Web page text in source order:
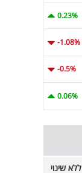
0.23%
-1.08%
-0.5%
0.06%
ללא שינוי